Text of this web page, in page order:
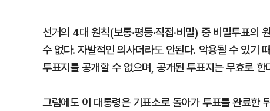
선거의 4대 원칙(보통·평등·직접·비밀) 중 비밀투표의
수 없다. 자발적인 의사더라도 안된다. 악용될 수 있기
투표지를 공개할 수 없으며, 공개된 투표지는 무효로 한
그럼에도 이 대통령은 기표소로 돌아가 투표를 완료한